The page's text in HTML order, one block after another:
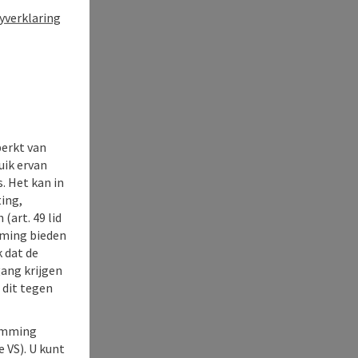
van
ervan
Het kan in
(art. 49 lid
bieden
dat de
krijgen
dit tegen
U kunt